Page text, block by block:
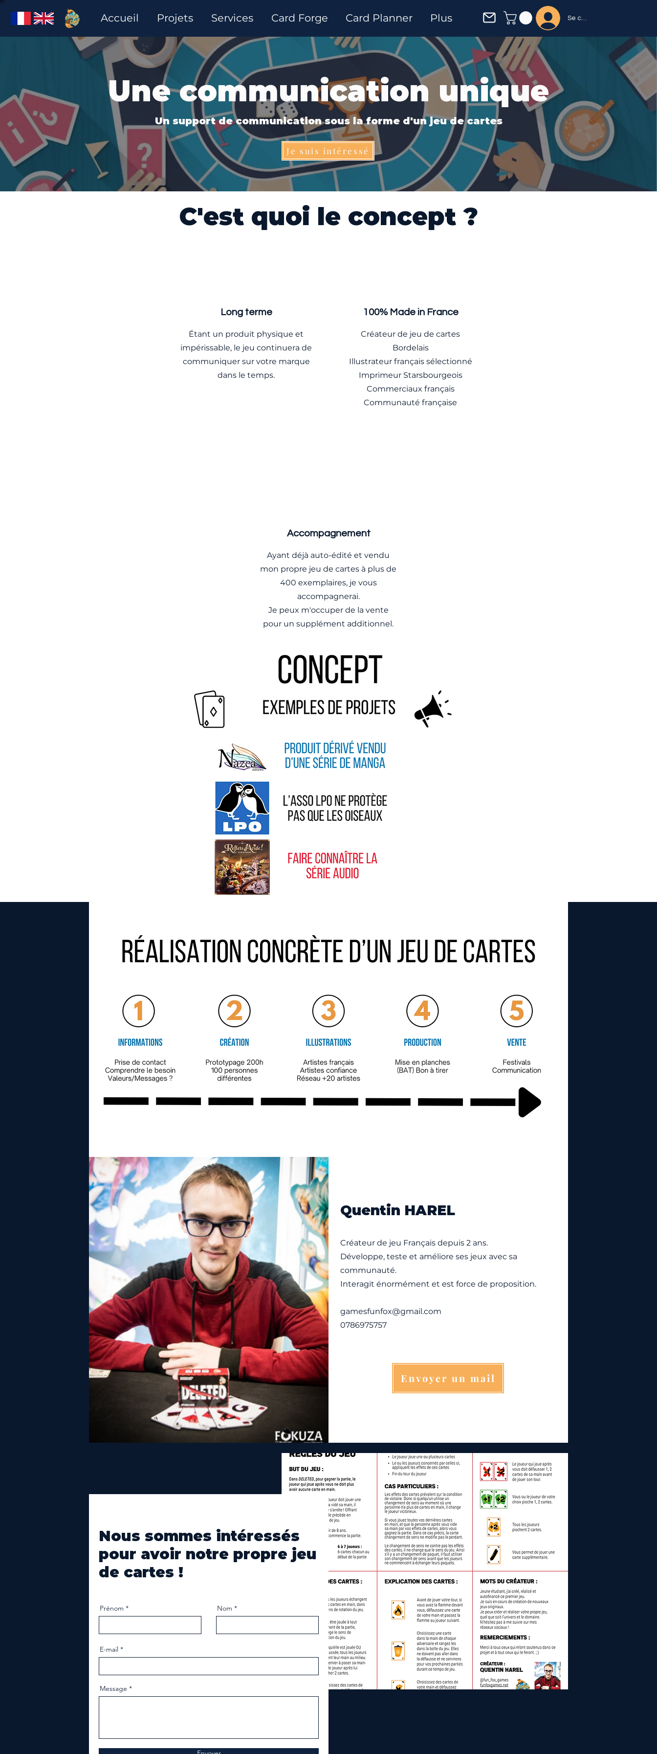
Accueil Projets Services Card Forge Card Planner Plus Se connecter
Une communication unique
Un support de communication sous la forme d'un jeu de cartes
Je suis intéressé
C'est quoi le concept ?
Long terme
Étant un produit physique et
impérissable, le jeu continuera de
communiquer sur votre marque
dans le temps.
100% Made in France
Créateur de jeu de cartes
Bordelais
Illustrateur français sélectionné
Imprimeur Starsbourgeois
Commerciaux français
Communauté française
Accompagnement
Ayant déjà auto-édité et vendu
mon propre jeu de cartes à plus de
400 exemplaires, je vous
accompagnerai.
Je peux m'occuper de la vente
pour un supplément additionnel.
Quentin HAREL
Créateur de jeu Français depuis 2 ans.
Développe, teste et améliore ses jeux avec sa
communauté.
Interagit énormément et est force de proposition.
gamesfunfox@gmail.com
0786975757
Envoyer un mail
Nous sommes intéressés
pour avoir notre propre jeu
de cartes !
Prénom Nom
E-mail
Message